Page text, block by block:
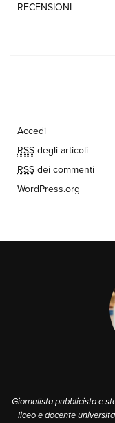
RECENSIONI
Accedi
RSS degli articoli
RSS dei commenti
WordPress.org
Giornalista pubblicista e
liceo e docente